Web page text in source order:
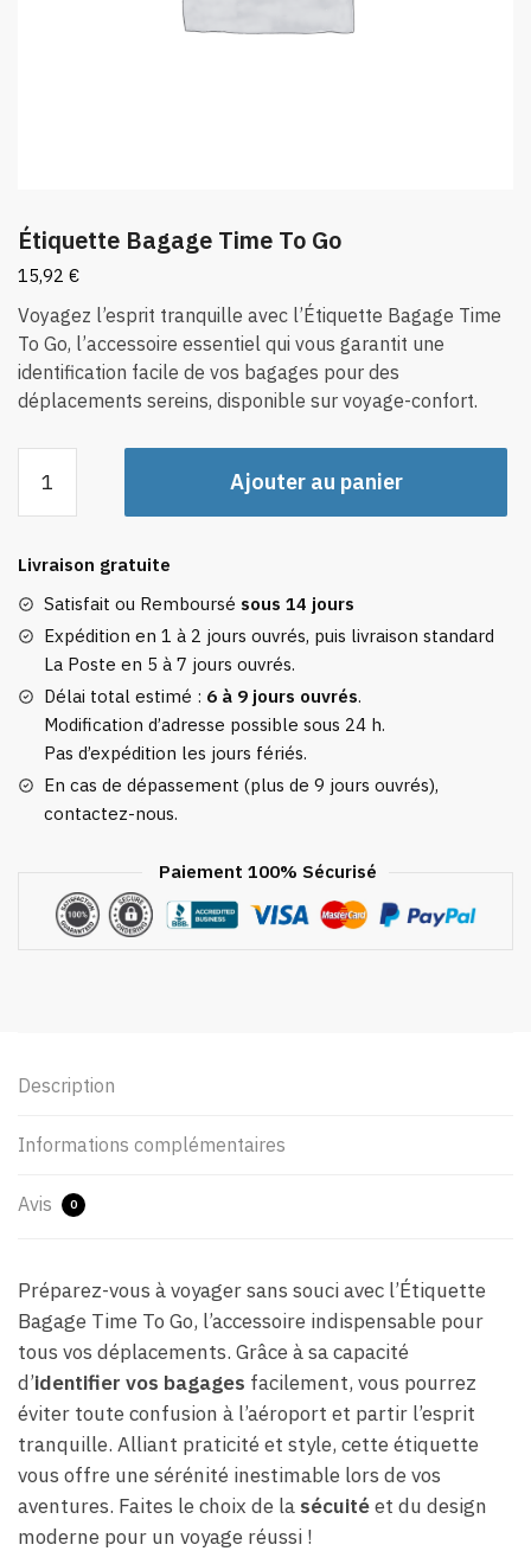
Étiquette Bagage Time To Go
15,92 €
Voyagez l’esprit tranquille avec l’Étiquette Bagage Time
To Go, l’accessoire essentiel qui vous garantit une
identification facile de vos bagages pour des
déplacements sereins, disponible sur voyage-confort.
Étiquette
Time
To
Go
Ajouter au panier
Livraison gratuite
Satisfait ou Remboursé sous 14 jours
Expédition en 1 à 2 jours ouvrés, puis livraison standard
La Poste en 5 à 7 jours ouvrés.
Délai total estimé : 6 à 9 jours ouvrés.
Modification d’adresse possible sous 24 h.
Pas d’expédition les jours fériés.
En cas de dépassement (plus de 9 jours ouvrés),
contactez-nous.
Paiement 100% Sécurisé
Description
Informations complémentaires
Avis 0
Préparez-vous à voyager sans souci avec l’Étiquette
Bagage Time To Go, l’accessoire indispensable pour
tous vos déplacements. Grâce à sa capacité
d’identifier vos bagages facilement, vous pourrez
éviter toute confusion à l’aéroport et partir l’esprit
tranquille. Alliant praticité et style, cette étiquette
vous offre une sérénité inestimable lors de vos
aventures. Faites le choix de la sécuitéet du design
moderne pour un voyage réussi !